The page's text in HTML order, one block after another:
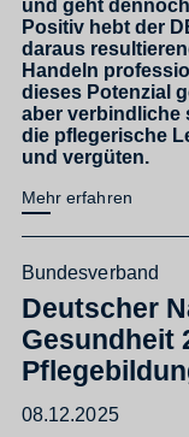
und geht
Positiv hebt der
daraus
Handeln
dieses Potenzial
aber verbindliche
die pflegerische
und vergüten.
Mehr erfahren
Bundesverband
Deutscher
Gesundheit
08.12.2025